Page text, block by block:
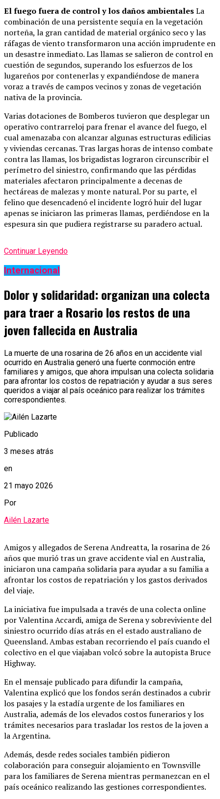
El fuego fuera de control y los daños ambientalesLa
combinación de una persistente sequía en la vegetación
norteña, la gran cantidad de material orgánico seco y las
ráfagas de viento transformaron una acción imprudente en
un desastre inmediato. Las llamas se salieron de control en
cuestión de segundos, superando los esfuerzos de los
lugareños por contenerlas y expandiéndose de manera
voraz a través de campos vecinos y zonas de vegetación
nativa de la provincia.
Varias dotaciones de Bomberos tuvieron que desplegar un
operativo contrarreloj para frenar el avance del fuego, el
cual amenazaba con alcanzar algunas estructuras edilicias
y viviendas cercanas. Tras largas horas de intenso combate
contra las llamas, los brigadistas lograron circunscribir el
perímetro del siniestro, confirmando que las pérdidas
materiales afectaron principalmente a decenas de
hectáreas de malezas y monte natural. Por su parte, el
felino que desencadenó el incidente logró huir del lugar
apenas se iniciaron las primeras llamas, perdiéndose en la
espesura sin que pudiera registrarse su paradero actual.
Continuar Leyendo
Internacional
Dolor y solidaridad: organizan una colecta
para traer a Rosario los restos de una
joven fallecida en Australia
La muerte de una rosarina de 26 años en un accidente vial
ocurrido en Australia generó una fuerte conmoción entre
familiares y amigos, que ahora impulsan una colecta solidaria
para afrontar los costos de repatriación y ayudar a sus seres
queridos a viajar al país oceánico para realizar los trámites
correspondientes.
Publicado
3 meses atrás
en
21 mayo 2026
Por
Ailén Lazarte
Amigos y allegados de Serena Andreatta, la rosarina de 26
años que murió tras un grave accidente vial en Australia,
iniciaron una campaña solidaria para ayudar a su familia a
afrontar los costos de repatriación y los gastos derivados
del viaje.
La iniciativa fue impulsada a través de una colecta online
por Valentina Accardi, amiga de Serena y sobreviviente del
siniestro ocurrido días atrás en el estado australiano de
Queensland. Ambas estaban recorriendo el país cuando el
colectivo en el que viajaban volcó sobre la autopista Bruce
Highway.
En el mensaje publicado para difundir la campaña,
Valentina explicó que los fondos serán destinados a cubrir
los pasajes y la estadía urgente de los familiares en
Australia, además de los elevados costos funerarios y los
trámites necesarios para trasladar los restos de la joven a
la Argentina.
Además, desde redes sociales también pidieron
colaboración para conseguir alojamiento en Townsville
para los familiares de Serena mientras permanezcan en el
país oceánico realizando las gestiones correspondientes.